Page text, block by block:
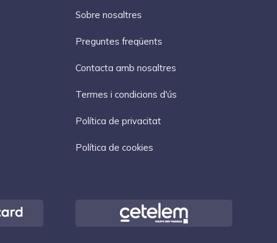
Sobre nosaltres
Preguntes freqüents
Contacta amb nosaltres
Termes i condicions d'ús
Política de privacitat
Política de cookies